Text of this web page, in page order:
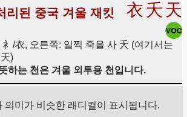
리된 중국 겨울 재킷 衣夭 天
衤/衣, 오른쪽: 일찍 죽을 사 夭 (여기서는
)
하는 천은 겨울 외투용 천입니다.
의미가 비슷한 래디컬이 표시됩니다.